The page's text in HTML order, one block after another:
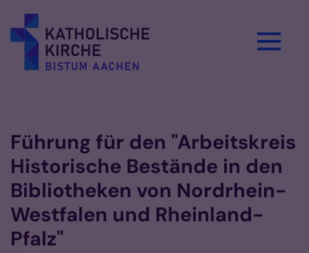
Führung für den "Arbeitskreis
Historische Bestände in den
Bibliotheken von Nordrhein-
Westfalen und Rheinland-
Pfalz"